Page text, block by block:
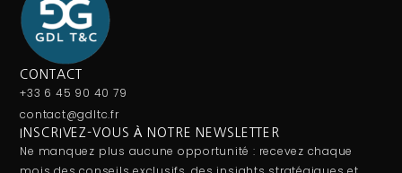
CONTACT
+33 6 45 90 40 79
contact@gdltc.fr
INSCRIVEZ-VOUS À NOTRE NEWSLETTER
Ne manquez plus aucune opportunité : recevez chaque